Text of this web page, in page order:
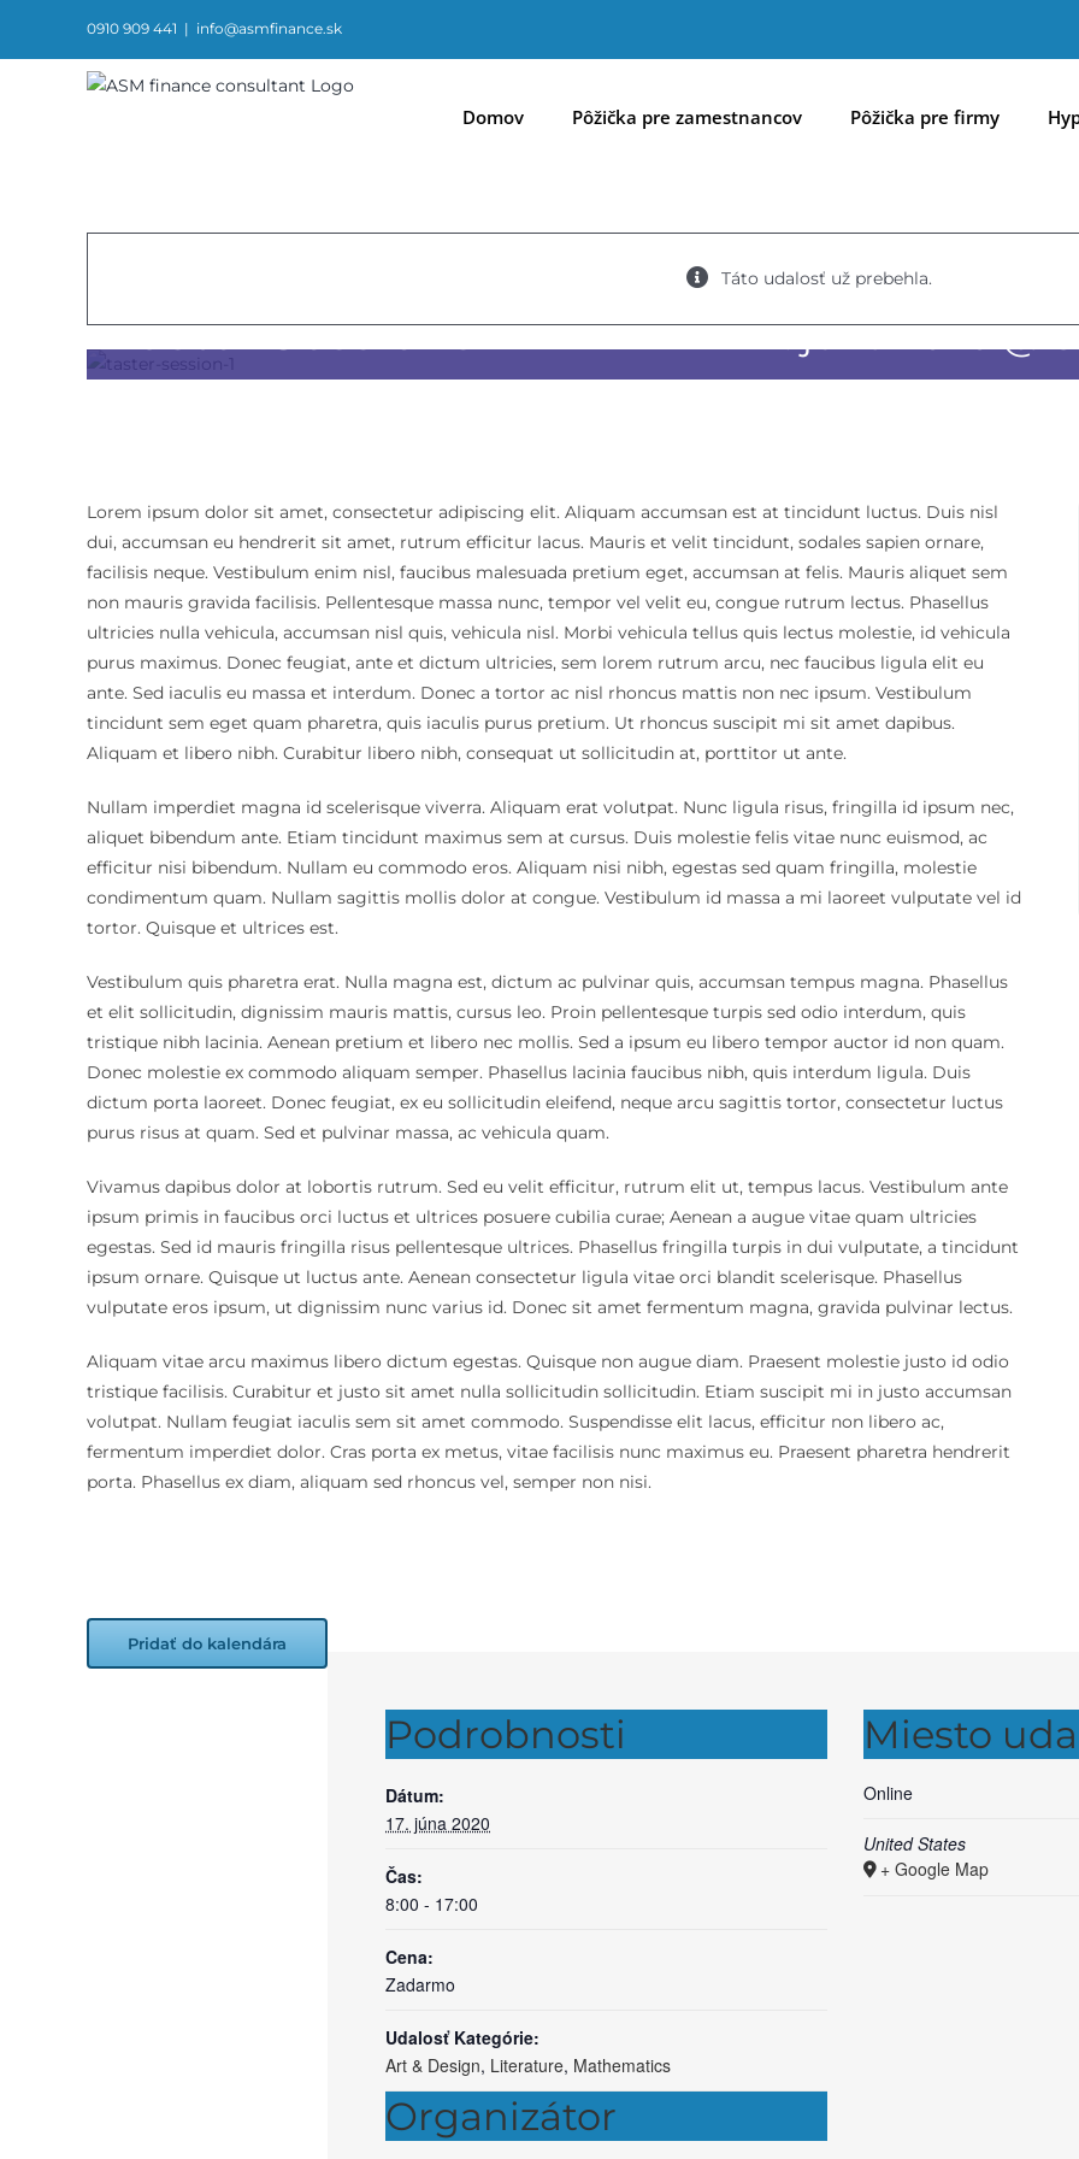
0910 909 441 | info@asmfinance.sk
Domov Pôžička pre zamestnancov Pôžička pre firmy
Táto udalosť už prebehla.
Taster Sessions 17. júna 2020 @
Lorem ipsum dolor sit amet, consectetur adipiscing elit. Aliquam accumsan est at tincidunt luctus. Duis nisl
dui, accumsan eu hendrerit sit amet, rutrum efficitur lacus. Mauris et velit tincidunt, sodales sapien ornare,
facilisis neque. Vestibulum enim nisl, faucibus malesuada pretium eget, accumsan at felis. Mauris aliquet sem
non mauris gravida facilisis. Pellentesque massa nunc, tempor vel velit eu, congue rutrum lectus. Phasellus
ultricies nulla vehicula, accumsan nisl quis, vehicula nisl. Morbi vehicula tellus quis lectus molestie, id vehicula
purus maximus. Donec feugiat, ante et dictum ultricies, sem lorem rutrum arcu, nec faucibus ligula elit eu
ante. Sed iaculis eu massa et interdum. Donec a tortor ac nisl rhoncus mattis non nec ipsum. Vestibulum
tincidunt sem eget quam pharetra, quis iaculis purus pretium. Ut rhoncus suscipit mi sit amet dapibus.
Aliquam et libero nibh. Curabitur libero nibh, consequat ut sollicitudin at, porttitor ut ante.
Nullam imperdiet magna id scelerisque viverra. Aliquam erat volutpat. Nunc ligula risus, fringilla id ipsum nec,
aliquet bibendum ante. Etiam tincidunt maximus sem at cursus. Duis molestie felis vitae nunc euismod, ac
efficitur nisi bibendum. Nullam eu commodo eros. Aliquam nisi nibh, egestas sed quam fringilla, molestie
condimentum quam. Nullam sagittis mollis dolor at congue. Vestibulum id massa a mi laoreet vulputate vel id
tortor. Quisque et ultrices est.
Vestibulum quis pharetra erat. Nulla magna est, dictum ac pulvinar quis, accumsan tempus magna. Phasellus
et elit sollicitudin, dignissim mauris mattis, cursus leo. Proin pellentesque turpis sed odio interdum, quis
tristique nibh lacinia. Aenean pretium et libero nec mollis. Sed a ipsum eu libero tempor auctor id non quam.
Donec molestie ex commodo aliquam semper. Phasellus lacinia faucibus nibh, quis interdum ligula. Duis
dictum porta laoreet. Donec feugiat, ex eu sollicitudin eleifend, neque arcu sagittis tortor, consectetur luctus
purus risus at quam. Sed et pulvinar massa, ac vehicula quam.
Vivamus dapibus dolor at lobortis rutrum. Sed eu velit efficitur, rutrum elit ut, tempus lacus. Vestibulum ante
ipsum primis in faucibus orci luctus et ultrices posuere cubilia curae; Aenean a augue vitae quam ultricies
egestas. Sed id mauris fringilla risus pellentesque ultrices. Phasellus fringilla turpis in dui vulputate, a tincidunt
ipsum ornare. Quisque ut luctus ante. Aenean consectetur ligula vitae orci blandit scelerisque. Phasellus
vulputate eros ipsum, ut dignissim nunc varius id. Donec sit amet fermentum magna, gravida pulvinar lectus.
Aliquam vitae arcu maximus libero dictum egestas. Quisque non augue diam. Praesent molestie justo id odio
tristique facilisis. Curabitur et justo sit amet nulla sollicitudin sollicitudin. Etiam suscipit mi in justo accumsan
volutpat. Nullam feugiat iaculis sem sit amet commodo. Suspendisse elit lacus, efficitur non libero ac,
fermentum imperdiet dolor. Cras porta ex metus, vitae facilisis nunc maximus eu. Praesent pharetra hendrerit
porta. Phasellus ex diam, aliquam sed rhoncus vel, semper non nisi.
Pridať do kalendára
Podrobnosti
Dátum:
17. júna 2020
Čas:
8:00 - 17:00
Cena:
Zadarmo
Udalosť Kategórie:
Art & Design, Literature, Mathematics
Organizátor
Miesto
Online
United States
+ Google Map